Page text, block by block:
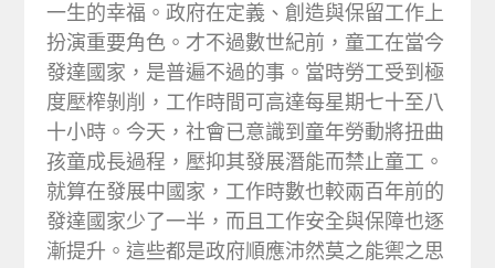
一生的幸福。政府在定義、創造與保留工作上
扮演重要角色。才不過數世紀前，童工在當今
發達國家，是普遍不過的事。當時勞工受到極
度壓榨剝削，工作時間可高達每星期七十至八
十小時。今天，社會已意識到童年勞動將扭曲
孩童成長過程，壓抑其發展潛能而禁止童工。
就算在發展中國家，工作時數也較兩百年前的
發達國家少了一半，而且工作安全與保障也逐
漸提升。這些都是政府順應沛然莫之能禦之思